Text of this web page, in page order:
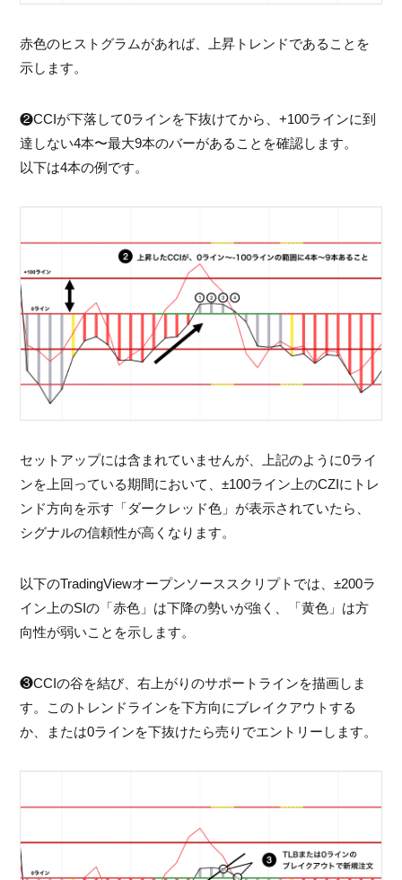
赤色のヒストグラムがあれば、上昇トレンドであることを
示します。
❷CCIが下落して0ラインを下抜けてから、+100ラインに到
達しない4本〜最大9本のバーがあることを確認します。
以下は4本の例です。
セットアップには含まれていませんが、上記のように0ライ
ンを上回っている期間において、±100ライン上のCZIにトレ
ンド方向を示す「ダークレッド色」が表示されていたら、
シグナルの信頼性が高くなります。
以下のTradingViewオープンソーススクリプトでは、±200ラ
イン上のSIの「赤色」は下降の勢いが強く、「黄色」は方
向性が弱いことを示します。
❸CCIの谷を結び、右上がりのサポートラインを描画しま
す。このトレンドラインを下方向にブレイクアウトする
か、または0ラインを下抜けたら売りでエントリーします。